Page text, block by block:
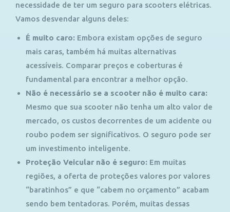
necessidade de ter um seguro para scooters elétricas.
Vamos desvendar alguns deles:
É muito caro: Embora existam opções de seguro
mais caras, também há muitas alternativas
acessíveis. Comparar preços e coberturas é
fundamental para encontrar a melhor opção.
Não é necessário se a scooter não é muito cara:
Mesmo que sua scooter não tenha um alto valor de
mercado, os custos decorrentes de um acidente ou
roubo podem ser significativos. O seguro pode ser
um investimento inteligente.
Proteção Veicular não é seguro: Em muitas
regiões, a oferta de proteções valores por valores
“baratinhos” e que “cabem no orçamento” acabam
sendo bem tentadoras. Porém, muitas dessas